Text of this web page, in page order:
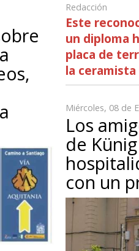
Redacción
Este
un diploma
placa de
la
Miércoles, 08 de
Los
de
con un